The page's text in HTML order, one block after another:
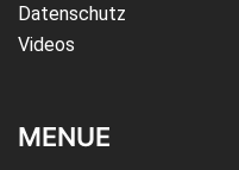
Datenschutz
Videos
MENUE